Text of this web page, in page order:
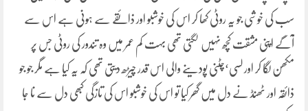
سب کی خوشی جو یہ روٹی کھا کر اس کی خوشبو اور ذائقے سے ہونی ہے اس سے
آگے اپنی مشقت کچھ نہیں لگتی تھی بہت کم عمر میں وہ تندور کی روٹی جس پر
مکھن لگا کر اور لسی‘چٹنی پودینے والی اس قدر چیڑھ دیتی تھی کہ یہ کیا ہے مگر جو جو
ذائقہ اور ٹھنڈ نے دل میں گھر کیا تو اس کی خوشبو اس کی تازگی کبھی دل سے نا جا